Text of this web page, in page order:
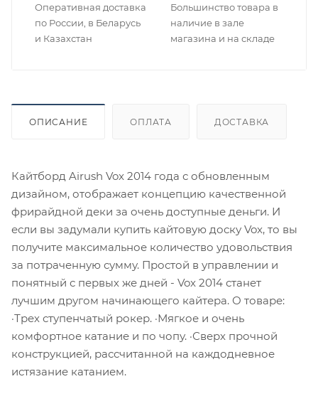
Оперативная доставка
по России, в Беларусь
и Казахстан
Большинство товара в
наличие в зале
магазина и на складе
ОПИСАНИЕ ОПЛАТА ДОСТАВКА
Кайтборд Airush Vox 2014 года с обновленным
дизайном, отображает концепцию качественной
фрирайдной деки за очень доступные деньги. И
если вы задумали купить кайтовую доску Vox, то вы
получите максимальное количество удовольствия
за потраченную сумму. Простой в управлении и
понятный с первых же дней - Vox 2014 станет
лучшим другом начинающего кайтера. О товаре:
·Трех ступенчатый рокер. ·Мягкое и очень
комфортное катание и по чопу. ·Сверх прочной
конструкцией, рассчитанной на каждодневное
истязание катанием.